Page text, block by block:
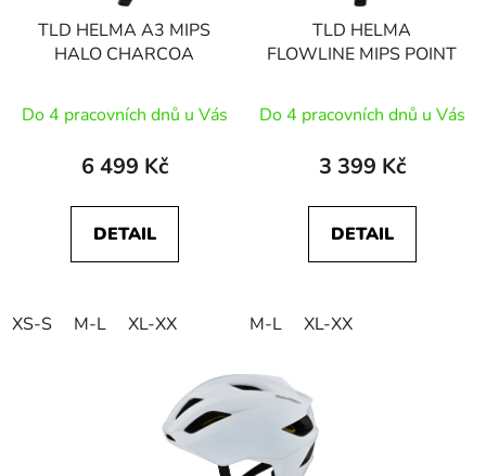
TLD HELMA A3 MIPS
HALO CHARCOA
Do 4 pracovních dnů u Vás
6 499 Kč
DETAIL
XS-S M-L XL-XX
TLD HELMA
FLOWLINE MIPS POINT
Do 4 pracovních dnů u Vás
3 399 Kč
DETAIL
M-L XL-XX